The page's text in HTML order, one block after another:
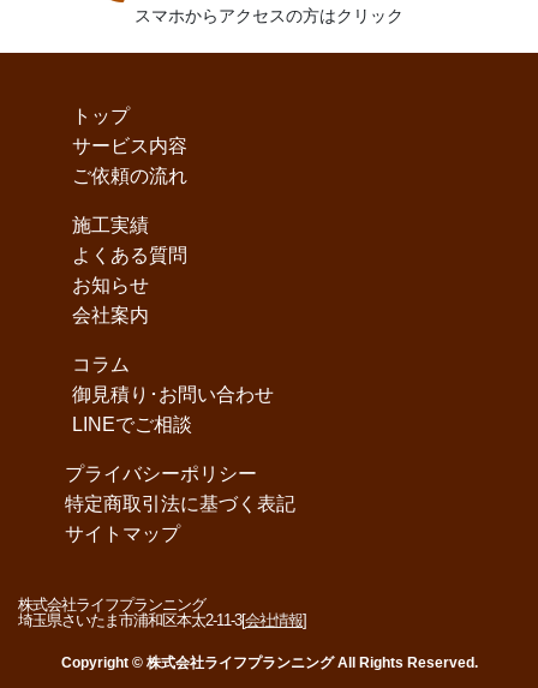
スマホからアクセスの方はクリック
トップ
サービス内容
ご依頼の流れ
施工実績
よくある質問
お知らせ
会社案内
コラム
御見積り･お問い合わせ
LINEでご相談
プライバシーポリシー
特定商取引法に基づく表記
サイトマップ
株式会社ライフプランニング
埼玉県さいたま市浦和区本太2-11-3[会社情報]
Copyright © 株式会社ライフプランニング All Rights Reserved.